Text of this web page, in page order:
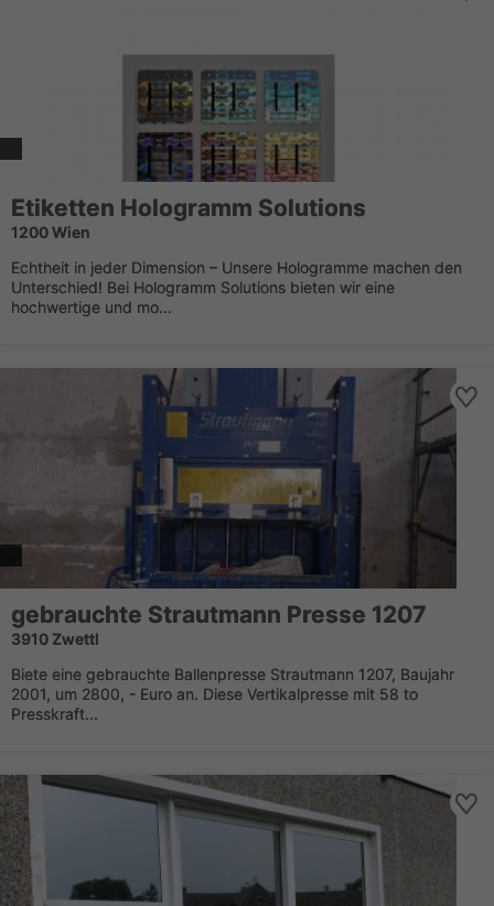
Etiketten Hologramm Solutions
1200 Wien
Echtheit in jeder Dimension – Unsere Hologramme machen den
Unterschied! Bei Hologramm Solutions bieten wir eine
hochwertige und mo...
gebrauchte Strautmann Presse 1207
3910 Zwettl
Biete eine gebrauchte Ballenpresse Strautmann 1207, Baujahr
2001, um 2800, - Euro an. Diese Vertikalpresse mit 58 to
Presskraft...